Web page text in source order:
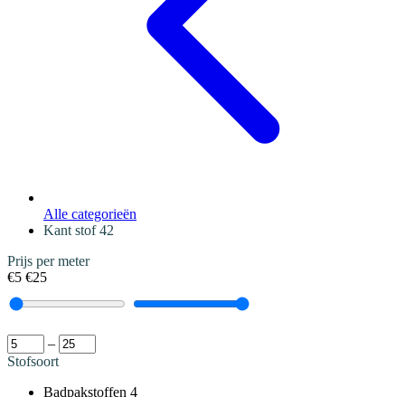
Alle categorieën
Kant stof 42
Prijs per meter
€5 €25
–
Stofsoort
Badpakstoffen 4